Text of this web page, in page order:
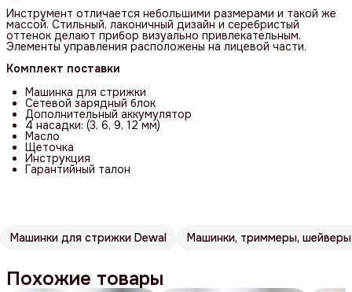
Инструмент отличается небольшими размерами и такой же
массой. Стильный, лаконичный дизайн и серебристый
оттенок делают прибор визуально привлекательным.
Элементы управления расположены на лицевой части.
Комплект поставки
Машинка для стрижки
Сетевой зарядный блок
Дополнительный аккумулятор
4 насадки: (3, 6, 9, 12 мм)
Масло
Щеточка
Инструкция
Гарантийный талон
Машинки для стрижки Dewal
Похожие товары